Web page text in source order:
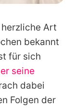
Art
bekannt
für sich
seine
dabei
Folgen der